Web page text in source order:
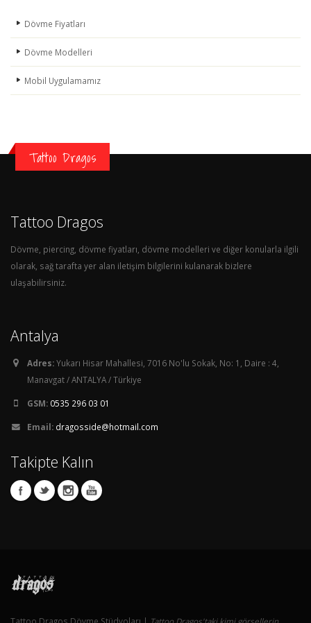
Dövme Fiyatları
Dövme Modelleri
Mobil Uygulamamız
Tattoo Dragos
Tattoo Dragos
Dövme, piercing, dövme fiyatları, dövme modelleri ve diğer konularla ilgili
olarak, sağ tarafta yer alan iletişim bilgilerini kulanarak bizlere
ulaşabilirsiniz.
Antalya
Adres:Yukarı Hisar Mahallesi, 7016 No'lu Sokak, No: 1, Daire : 4,
Manavgat / ANTALYA / Türkiye
GSM: 0535 296 03 01
Email: dragosside@hotmail.com
Takipte Kalın